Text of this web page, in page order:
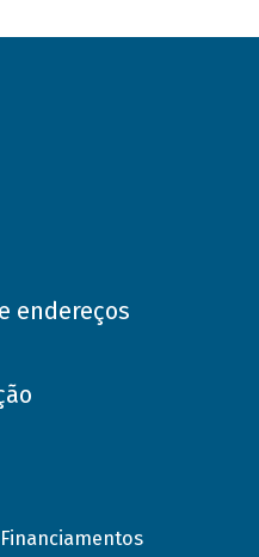
endereços
Financiamentos